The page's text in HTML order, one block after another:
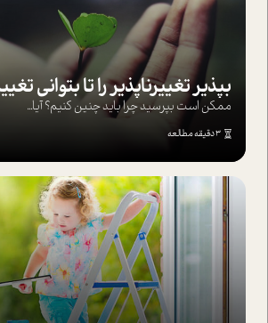
بپذير تغييرناپذير را تا بتواني
ممکن است بپرسيد چرا بايد چنين کنيم؟ آيا...
3 دقیقه مطالعه